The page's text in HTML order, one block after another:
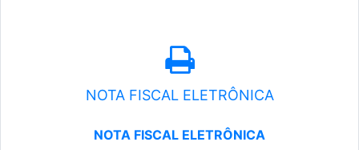
NOTA FISCAL ELETRÔNICA
NOTA FISCAL ELETRÔNICA